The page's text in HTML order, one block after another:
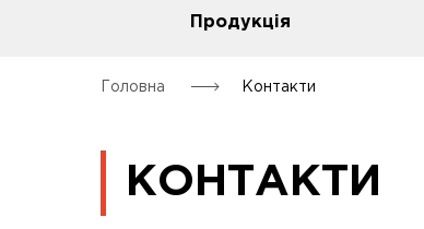
Продукція
Головна Контакти
КОНТАКТИ